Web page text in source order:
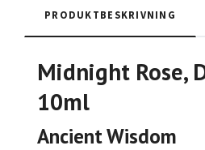
PRODUKTBESKRIVNING
Midnight Rose,
10ml
Ancient Wisdom